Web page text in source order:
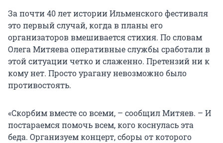
За почти 40 лет истории Ильменского фестиваля
это первый случай, когда в планы его
организаторов вмешивается стихия. По словам
Олега Митяева оперативные службы сработали в
этой ситуации четко и слаженно. Претензий ни к
кому нет. Просто урагану невозможно было
противостоять.
«Скорбим вместе со всеми, – сообщил Митяев. – И
постараемся помочь всем, кого коснулась эта
беда. Организуем концерт, сборы от которого